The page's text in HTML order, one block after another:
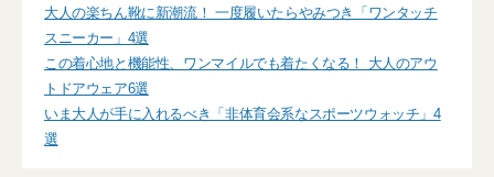
大人の楽ちん靴に新潮流！ 一度履いたらやみつき「ワンタッチ
スニーカー」4選
この着心地と機能性、ワンマイルでも着たくなる！ 大人のアウ
トドアウェア6選
いま大人が手に入れるべき「非体育会系なスポーツウォッチ」4
選